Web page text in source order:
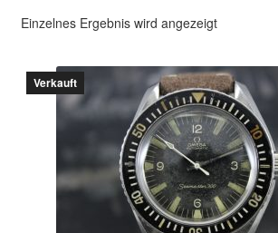
Archiv
Über mich
Einzelnes Ergebnis wird angezeigt
Verkauft